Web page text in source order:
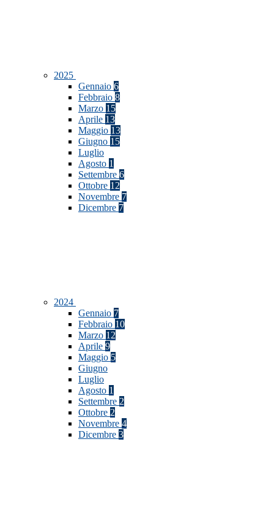
2025
Gennaio 6
Febbraio 8
Marzo 15
Aprile 13
Maggio 13
Giugno 15
Luglio
Agosto 1
Settembre 6
Ottobre 12
Novembre 7
Dicembre 7
2024
Gennaio 7
Febbraio 10
Marzo 12
Aprile 9
Maggio 5
Giugno
Luglio
Agosto 1
Settembre 2
Ottobre 2
Novembre 4
Dicembre 3